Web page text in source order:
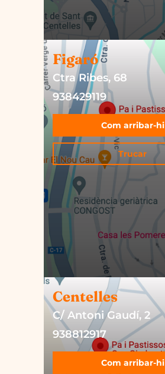
Figaró
Ctra Ribes, 68
938429119
Com arribar-hi
Trucar
Centelles
C/ Antoni Gaudí, 2
938812917
Com arribar-hi